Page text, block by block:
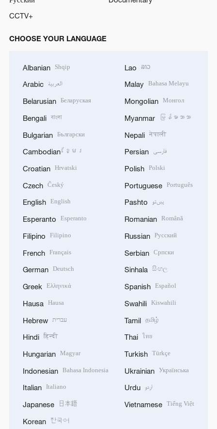
CCTV+
CHOOSE YOUR LANGUAGE
Albanian Shqip
Arabic العربية
Belarusian Беларуская
Bengali বাংলা
Bulgarian Български
Cambodian ខ្មែរ
Croatian Hrvatski
Czech Český
English English
Esperanto Esperanto
Filipino Filipino
French Français
German Deutsch
Greek Ελληνικά
Hausa Hausa
Hebrew עברית
Hindi हिन्दी
Hungarian Magyar
Indonesian Bahasa Indonesia
Italian Italiano
Japanese 日本語
Korean 한국어
Lao ລາວ
Malay Bahasa Melayu
Mongolian Монгол
Myanmar မြန်မာဘာသာ
Nepali नेपाली
Persian فارسی
Polish Polski
Portuguese Português
Pashto پښتو
Romanian Română
Russian Русский
Serbian Српски
Sinhala සිංහල
Spanish Español
Swahili Kiswahili
Tamil தமிழ்
Thai ไทย
Turkish Türkçe
Ukrainian Українська
Urdu اردو
Vietnamese Tiếng Việt